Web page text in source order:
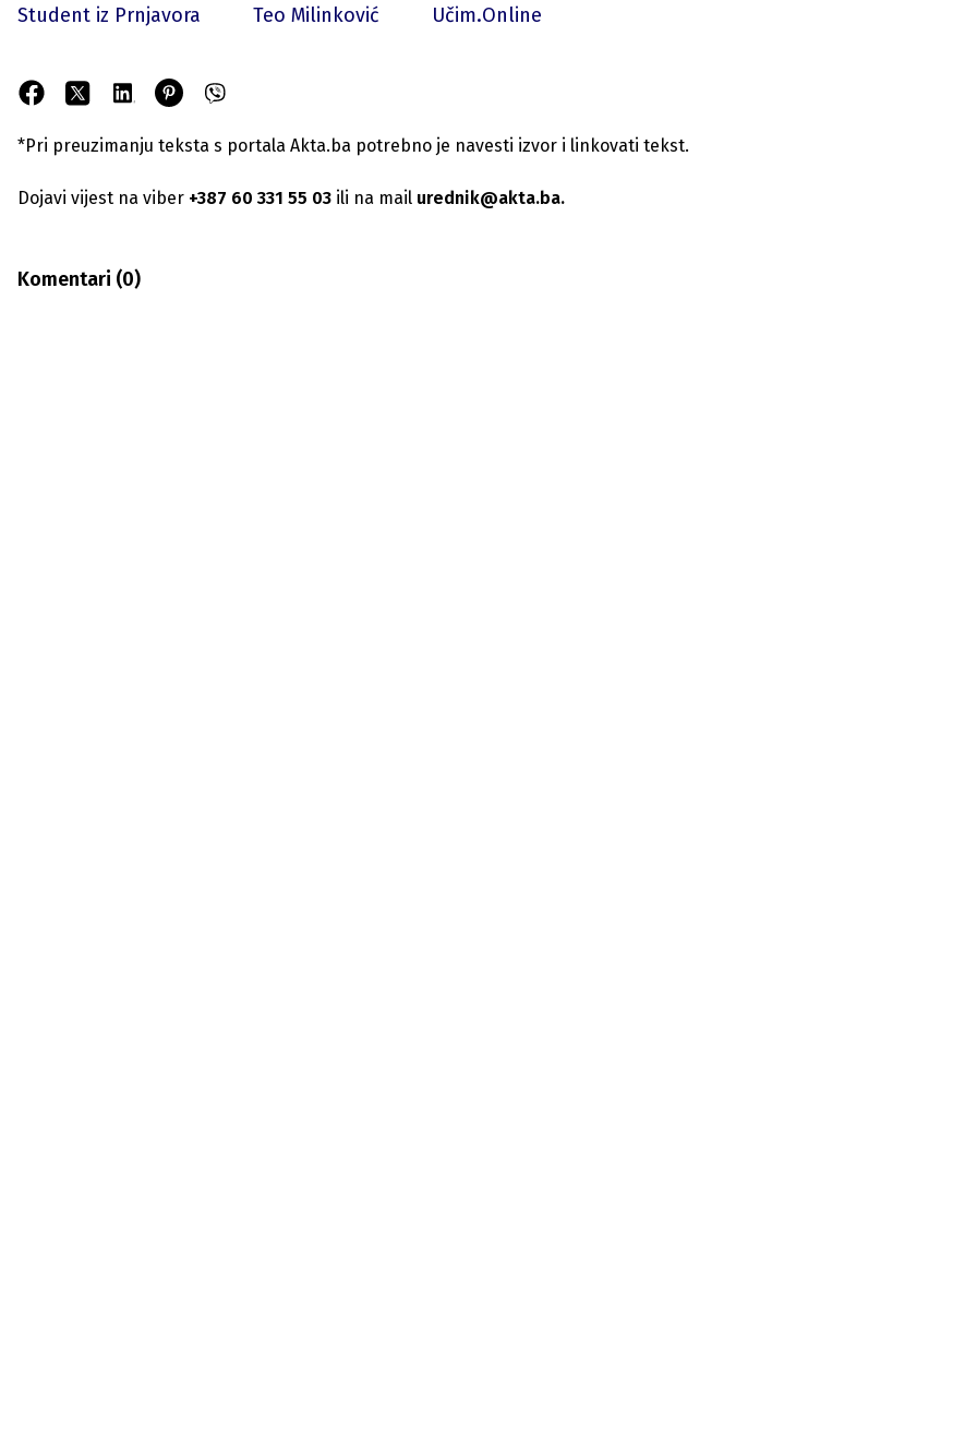
Student iz Prnjavora Teo Milinković Učim.Online
*Pri preuzimanju teksta s portala Akta.ba potrebno je navesti izvor i linkovati tekst.
Dojavi vijest na viber +387 60 331 55 03 ili na mail urednik@akta.ba.
Komentari (0)